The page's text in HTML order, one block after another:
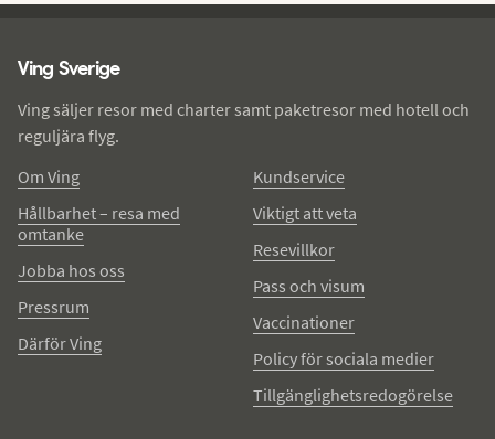
Ving Sverige
Ving säljer resor med charter samt paketresor med hotell och
reguljära flyg.
Om Ving
Hållbarhet – resa med
omtanke
Jobba hos oss
Pressrum
Därför Ving
Kundservice
Viktigt att veta
Resevillkor
Pass och visum
Vaccinationer
Policy för sociala medier
Tillgänglighetsredogörelse